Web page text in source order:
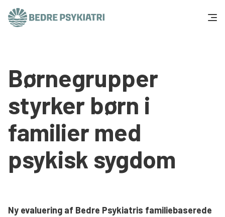
Tal og fakta
Om os
Vær med
Presse og politik
Børnegrupper
styrker børn i
familier med
psykisk sygdom
Ny evaluering af Bedre Psykiatris familiebaserede